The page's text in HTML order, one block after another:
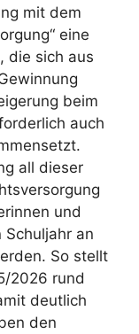
mit dem
eine
die sich aus
beim
auch
all dieser
und
Schuljahr an
So stellt
2026 rund
deutlich
den